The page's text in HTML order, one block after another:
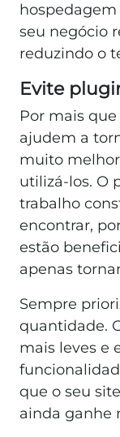
seu negócio
reduzindo o
Evite
Por mais
ajudem a
muito
utilizá-los. O
trabalho
encontrar,
estão
apenas
Sempre
quantidade.
mais leves e
que o seu
ainda ganhe